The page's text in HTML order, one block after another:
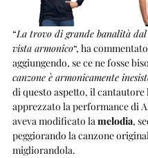
“La trovo di grande banalità
vista armonico“, ha
aggiungendo, se ce ne fosse
canzone è armonicamente
di questo aspetto, il cantautore
apprezzato la performance di
aveva modificato la melodia,
peggiorando la canzone
migliorandola.